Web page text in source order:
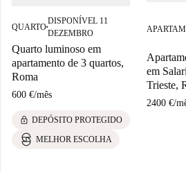
QUARTO■
DISPONÍVEL 11
DEZEMBRO
Quarto luminoso em
apartamento de 3 quartos,
Roma
600 €/mês
lock DEPÓSITO PROTEGIDO
MELHOR ESCOLHA
em
Trieste,
2400 €/